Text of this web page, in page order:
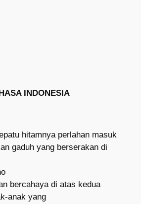
INDONESIA
hitamnya perlahan masuk
gaduh yang berserakan di
bercahaya di atas kedua
anak yang